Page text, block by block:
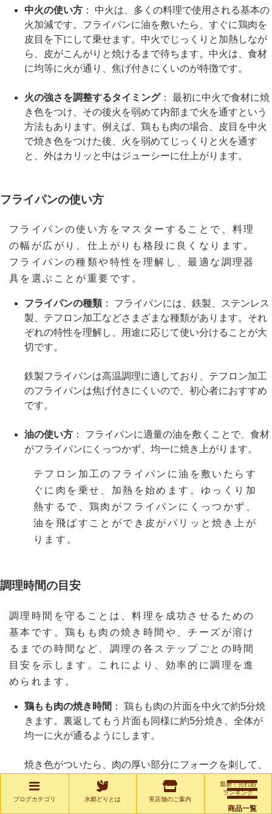
商品一覧
中火の使い方 ： 中火は、多くの料理で使用される基本の
火加減です。フライパンに油を敷いたら、すぐに鶏肉を
皮目を下にして乗せます。中火でじっくりと加熱しなが
ら、皮がこんがりと焼けるまで待ちます。中火は、食材
に均等に火が通り、焦げ付きにくいのが特徴です。
火の強さを調整するタイミング： 最初に中火で食材に焼
き色をつけ、その後火を弱めて内部まで火を通すという
方法もあります。例えば、鶏もも肉の場合、皮目を中火
で焼き色をつけた後、火を弱めてじっくりと火を通す
と、外はカリッと中はジューシーに仕上がります。
フライパンの使い方
フライパンの使い方をマスターすることで、料理
の幅が広がり、仕上がりも格段に良くなります。
フライパンの種類や特性を理解し、最適な調理器
具を選ぶことが重要です。
フライパンの種類： フライパンには、鉄製、ステンレス
製、テフロン加工などさまざまな種類があります。それ
ぞれの特性を理解し、用途に応じて使い分けることが大
切です。
鉄製フライパンは高温調理に適しており、テフロン加工
のフライパンは焦げ付きにくいので、初心者におすすめ
です。
油の使い方 ： フライパンに適量の油を敷くことで、食材
がフライパンにくっつかず、均一に焼き上がります。
テフロン加工のフライパンに油を敷いたらす
ぐに肉を乗せ、加熱を始めます。ゆっくり加
熱するで、鶏肉がフライパンにくっつかず、
油を飛ばすことができ皮がパリッと焼き上が
ります。
調理時間の目安
調理時間を守ることは、料理を成功させるための
基本です。鶏もも肉の焼き時間や、チーズが溶け
るまでの時間など、調理の各ステップごとの時間
目安を示します。これにより、効率的に調理を進
められます。
鶏もも肉の焼き時間 ： 鶏もも肉の片面を中火で約5分焼
きます。裏返してもう片面も同様に約5分焼き、全体が
均一に火が通るようにします。
焼き色がついたら、肉の厚い部分にフォークを刺して、
透明な肉汁が出てくるか確認します。透明な肉汁が出て
きたら、火が通っている証拠です。
ブログカテゴリ 水郷どりとは 実店舗のご案内
最新！売れ筋
ランキング